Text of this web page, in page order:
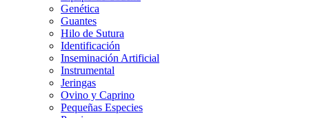
Genética
Guantes
Hilo de Sutura
Identificación
Inseminación Artificial
Instrumental
Jeringas
Ovino y Caprino
Pequeñas Especies